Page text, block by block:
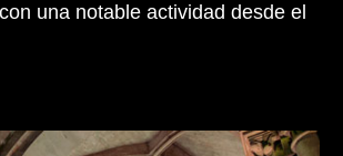
una notable actividad desde el